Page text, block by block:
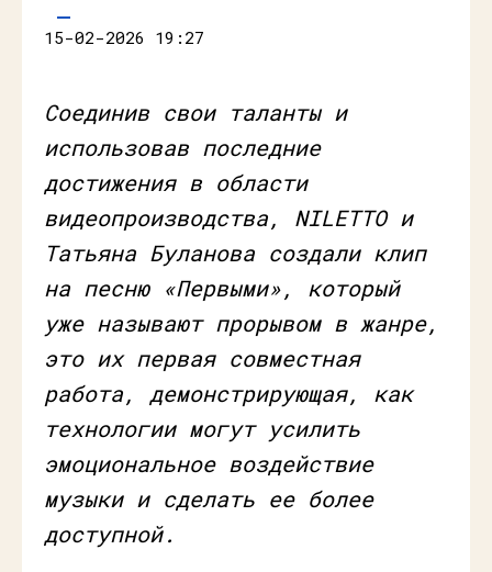
15-02-2026 19:27
Соединив свои таланты и
использовав последние
достижения в области
видеопроизводства, NILETTO и
Татьяна Буланова создали клип
на песню «Первыми», который
уже называют прорывом в жанре,
это их первая совместная
работа, демонстрирующая, как
технологии могут усилить
эмоциональное воздействие
музыки и сделать ее более
доступной.